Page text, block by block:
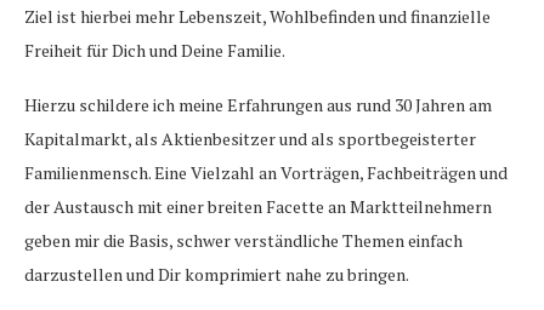
Ziel ist hierbei mehr Lebenszeit, Wohlbefinden und finanzielle
Freiheit für Dich und Deine Familie.
Hierzu schildere ich meine Erfahrungen aus rund 30 Jahren am
Kapitalmarkt, als Aktienbesitzer und als sportbegeisterter
Familienmensch. Eine Vielzahl an Vorträgen, Fachbeiträgen und
der Austausch mit einer breiten Facette an Marktteilnehmern
geben mir die Basis, schwer verständliche Themen einfach
darzustellen und Dir komprimiert nahe zu bringen.